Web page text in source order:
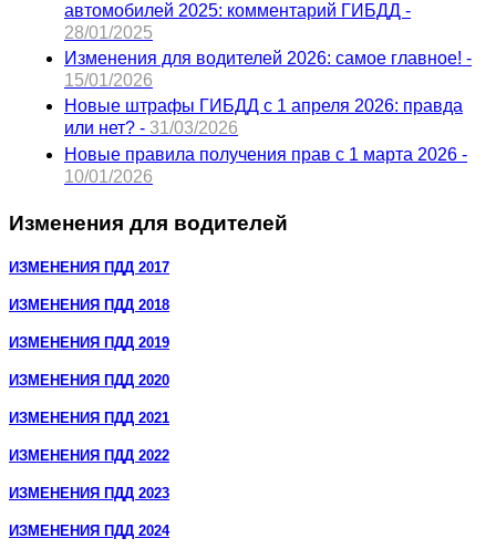
автомобилей 2025: комментарий ГИБДД -
28/01/2025
Изменения для водителей 2026: самое главное! -
15/01/2026
Новые штрафы ГИБДД с 1 апреля 2026: правда
или нет? - 31/03/2026
Новые правила получения прав с 1 марта 2026 -
10/01/2026
Изменения для водителей
ИЗМЕНЕНИЯ ПДД 2017
ИЗМЕНЕНИЯ ПДД 2018
ИЗМЕНЕНИЯ ПДД 2019
ИЗМЕНЕНИЯ ПДД 2020
ИЗМЕНЕНИЯ ПДД 2021
ИЗМЕНЕНИЯ ПДД 2022
ИЗМЕНЕНИЯ ПДД 2023
ИЗМЕНЕНИЯ ПДД 2024